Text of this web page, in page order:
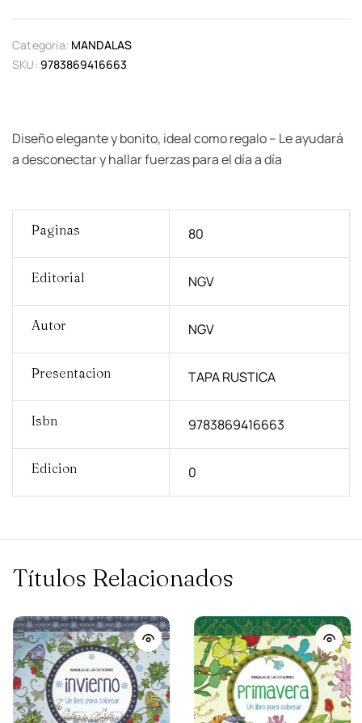
Categoría: MANDALAS
SKU: 9783869416663
Diseño elegante y bonito, ideal como regalo – Le ayudará
a desconectar y hallar fuerzas para el día a día
Paginas 80
Editorial NGV
Autor NGV
Presentacion TAPA RUSTICA
Isbn 9783869416663
Edicion 0
Títulos Relacionados